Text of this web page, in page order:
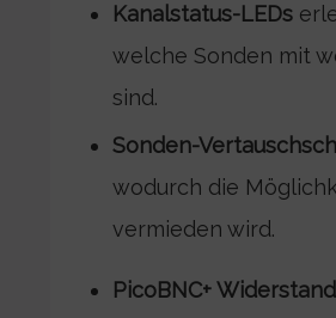
Kanalstatus-LEDs
welche Sonden mit
sind.
Sonden-
wodurch die
vermieden wird.
PicoBNC+